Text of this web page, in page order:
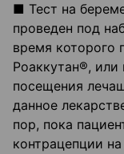
■ Тест на
проведен под
время которого
Роаккутан®, или
посещения
данное
пор, пока
контрацепции